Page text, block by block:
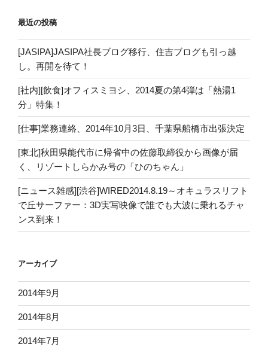
最近の投稿
[JASIPA]JASIPA社長ブログ移行、住吉ブログも引っ越
し。再開を待て！
[社内][飲食]オフィスミヨシ、2014夏の第4弾は「熱湯1
分」特集！
[仕事]業務連絡、2014年10月3日、千葉県船橋市出張決定
[東北]秋田県能代市に帰省中の佐藤取締役から画像が届
く、リゾートしらかみ号の「ひのちゃん」
[ニュース雑感][渋谷]WIRED2014.8.19～オキュラスリフト
で丘サーファー：3D実写映像で誰でも大波に乗れるチャ
ンス到来！
アーカイブ
2014年9月
2014年8月
2014年7月